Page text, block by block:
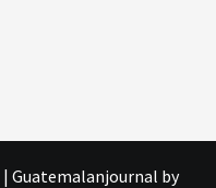
| Guatemalanjournal by